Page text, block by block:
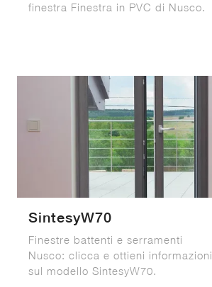
finestra Finestra in PVC di Nusco.
SintesyW70
Finestre battenti e serramenti
Nusco: clicca e ottieni informazioni
sul modello SintesyW70.